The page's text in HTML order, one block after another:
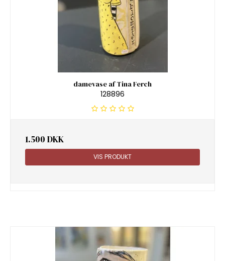
damevase af Tina Ferch
128896
1.500 DKK
VIS PRODUKT